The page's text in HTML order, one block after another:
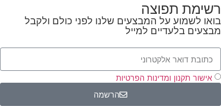
רשימת תפוצה
בואו לשמוע על המבצעים שלנו לפני כולם ולקבל
מבצעים בלעדיים למייל
אישור תקנון ומדינות הפרטיות
הרשמה